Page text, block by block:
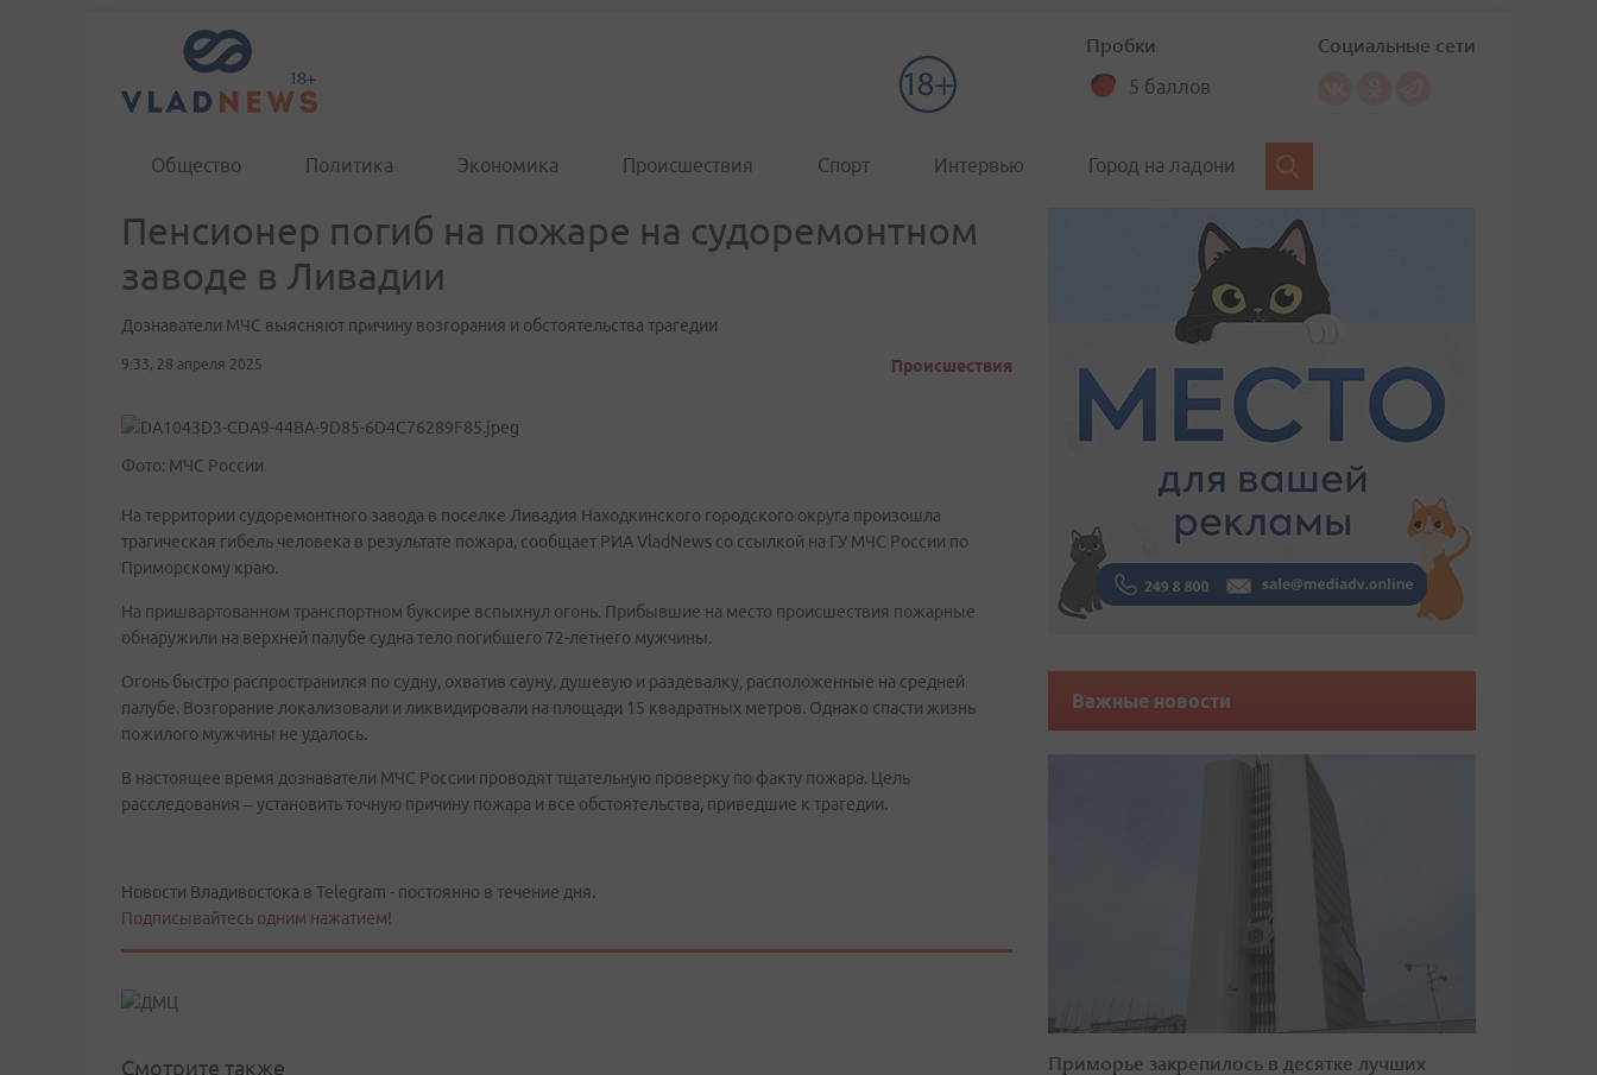
Пробки
5 баллов
Социальные сети
Общество Политика Экономика Происшествия Спорт Интервью Город на ладони
Пенсионер погиб на пожаре на судоремонтном
заводе в Ливадии
Дознаватели МЧС выясняют причину возгорания и обстоятельства трагедии
9:33, 28 апреля 2025 Происшествия
Фото: МЧС России
На территории судоремонтного завода в поселке Ливадия Находкинского городского округа произошла
трагическая гибель человека в результате пожара, сообщает РИА VladNews со ссылкой на ГУ МЧС России по
Приморскому краю.
На пришвартованном транспортном буксире вспыхнул огонь. Прибывшие на место происшествия пожарные
обнаружили на верхней палубе судна тело погибшего 72-летнего мужчины.
Огонь быстро распространился по судну, охватив сауну, душевую и раздевалку, расположенные на средней
палубе. Возгорание локализовали и ликвидировали на площади 15 квадратных метров. Однако спасти жизнь
пожилого мужчины не удалось.
В настоящее время дознаватели МЧС России проводят тщательную проверку по факту пожара. Цель
расследования – установить точную причину пожара и все обстоятельства, приведшие к трагедии.
Новости Владивостока в Telegram - постоянно в течение дня.
Подписывайтесь одним нажатием!
Смотрите также
Важные новости
Приморье закрепилось в десятке лучших